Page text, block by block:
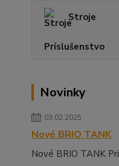
Stroje
Príslušenstvo
Novinky
03.02.2025
Nové BRIO TANK
Nové BRIO TANK